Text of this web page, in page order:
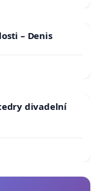
– Denis
divadelní